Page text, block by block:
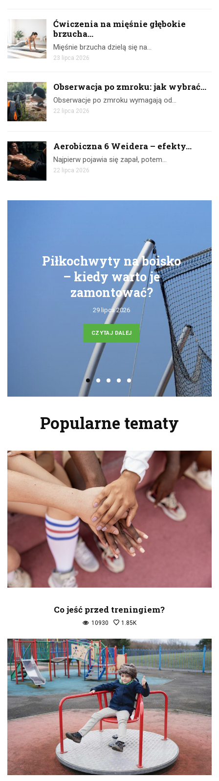
Ćwiczenia na mięśnie głębokie
brzucha...
Mięśnie brzucha dzielą się na…
23 lipca 2026
Obserwacja po zmroku: jak wybrać...
Obserwacje po zmroku wymagają od…
22 lipca 2026
Aerobiczna 6 Weidera – efekty...
Najpierw pojawia się zapał, potem…
22 lipca 2026
Piłkochwyty na boisko
– kiedy warto je
zamontować?
29 lipca 2026
CZYTAJ DALEJ
Popularne tematy
Co jeść przed treningiem?
10930 1.85K